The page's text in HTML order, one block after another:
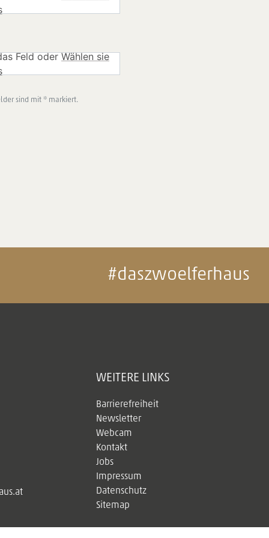
Feld oderWählen sie
sind mit * markiert.
#daszwoelferhaus
WEITERE LINKS
Barrierefreiheit
Newsletter
Webcam
Kontakt
Jobs
Impressum
Datenschutz
Sitemap